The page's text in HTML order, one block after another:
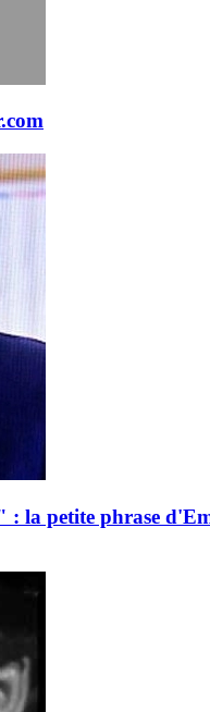
petite phrase